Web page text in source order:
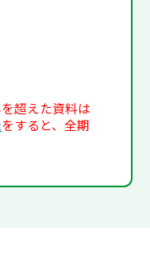
超えた資料は
をすると、全期